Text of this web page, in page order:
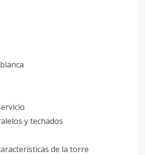
y techados
de la torre